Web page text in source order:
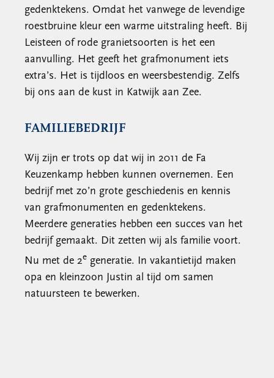
gedenktekens. Omdat het vanwege de levendige
roestbruine kleur een warme uitstraling heeft. Bij
Leisteen of rode granietsoorten is het een
aanvulling. Het geeft het grafmonument iets
extra’s. Het is tijdloos en weersbestendig. Zelfs
bij ons aan de kust in Katwijk aan Zee.
FAMILIEBEDRIJF
Wij zijn er trots op dat wij in 2011 de Fa
Keuzenkamp hebben kunnen overnemen. Een
bedrijf met zo’n grote geschiedenis en kennis
van grafmonumenten en gedenktekens.
Meerdere generaties hebben een succes van het
bedrijf gemaakt. Dit zetten wij als familie voort.
Nu met de 2e generatie. In vakantietijd maken
opa en kleinzoon Justin al tijd om samen
natuursteen te bewerken.